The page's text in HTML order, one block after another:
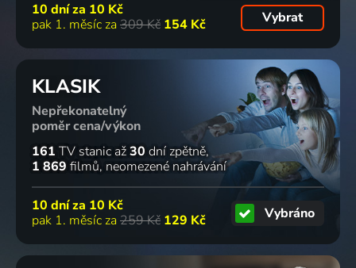
2022 | Česká republika | Drama, Rodinný
zločinu
1994-2002 | Francie, Belgie, Švýcarsko | Drama, Krimi, Mysteriózní
růžové
zahradě
2006-2007 | Česká republika | Romantický, Drama, Komedie
79%
6 dílů
Marplová
2004-2013 | Velká Británie | Krimi, Drama, Mysteriózní, Povídkový, Válečný
16 dílů
humoresky
2000-2007 | Česká republika | Krimi, Komedie
83%
15 dílů
1999-2013 | Itálie | Krimi, Drama, Mysteriózní
79%
3 díly
Chalupáři
67%
18 dílů 62%
4 díly 62%
6 dílů
10 dní za 10 Kč
pak 1. měsíc za 309 Kč 154 Kč Vybrat
KLASIK
Nepřekonatelný
poměr cena/výkon
161 TV stanic až30 dní zpětně
1 869 filmů neomezené nahrávání
10 dní za 10 Kč
pak 1. měsíc za 259 Kč 129 Kč Vybráno